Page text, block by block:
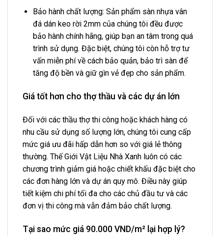
Bảo hành chất lượng: Sản phẩm sàn nhựa vân
đá dán keo rời 2mm của chúng tôi đều được
bảo hành chính hãng, giúp bạn an tâm trong quá
trình sử dụng. Đặc biệt, chúng tôi còn hỗ trợ tư
vấn miễn phí về cách bảo quản, bảo trì sàn để
tăng độ bền và giữ gìn vẻ đẹp cho sản phẩm.
Giá tốt hơn cho thợ thầu và các dự án lớn
Đối với các thầu thợ thi công hoặc khách hàng có
nhu cầu sử dụng số lượng lớn, chúng tôi cung cấp
mức giá ưu đãi hấp dẫn hơn so với giá lẻ thông
thường. Thế Giới Vật Liệu Nhà Xanh luôn có các
chương trình giảm giá hoặc chiết khấu đặc biệt cho
các đơn hàng lớn và dự án quy mô. Điều này giúp
tiết kiệm chi phí tối đa cho các chủ đầu tư và các
đơn vị thi công mà vẫn đảm bảo chất lượng.
Tại sao mức giá 90.000 VND/m² lại hợp lý?